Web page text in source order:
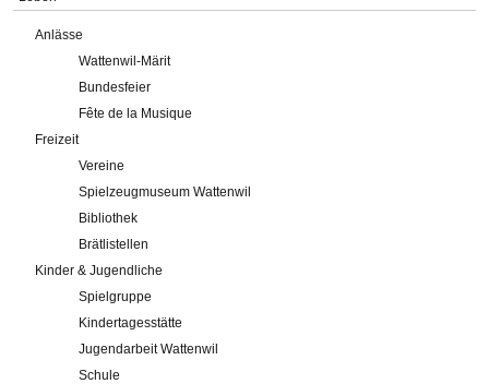
Anlässe
Wattenwil-Märit
Bundesfeier
Fête de la Musique
Freizeit
Vereine
Spielzeugmuseum Wattenwil
Bibliothek
Brätlistellen
Kinder & Jugendliche
Spielgruppe
Kindertagesstätte
Jugendarbeit Wattenwil
Schule